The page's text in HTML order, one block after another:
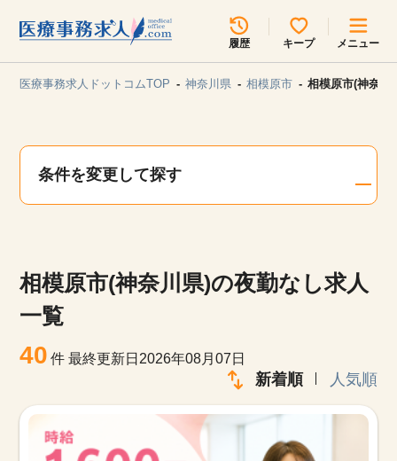
履歴 キープ メニュー
見学会・イベント情報
お知らせ
医療事務求人ドットコムTOP 神奈川県 相模原市 相模原市(神奈川
条件を変更して探す
相模原市(神奈川県)の夜勤なし求人
一覧
40 件最終更新日2026年08月07日
新着順 人気順
所在地のエリアを選択してください
各支店担当よりご連絡させていただきます。
関東
甲信越・北陸 中国・四国
九州・沖縄